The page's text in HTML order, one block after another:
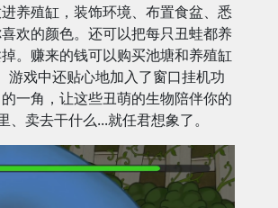
养殖缸，装饰环境、布置食盆、悉
欢的颜色。还可以把每只丑蛙都养
。赚来的钱可以购买池塘和养殖缸
游戏中还贴心地加入了窗口挂机功
一角，让这些丑萌的生物陪伴你的
卖去干什么...就任君想象了。